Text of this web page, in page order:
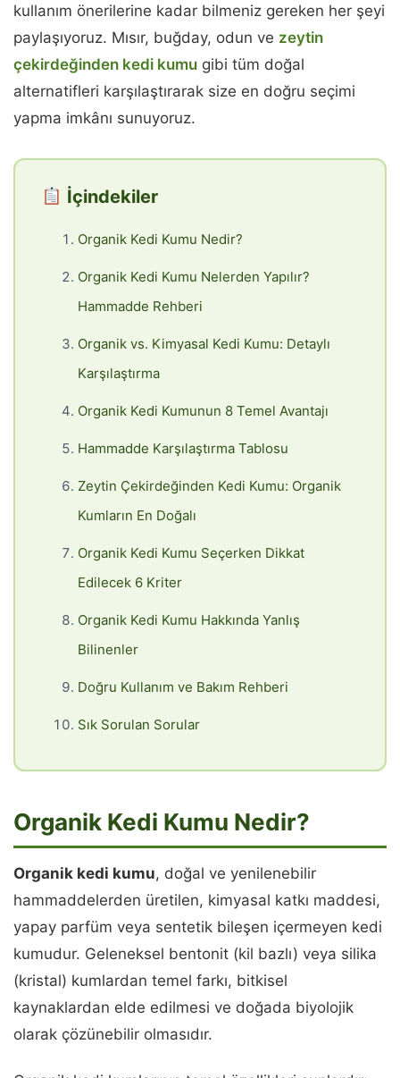
kullanım önerilerine kadar bilmeniz gereken her şeyi
paylaşıyoruz. Mısır, buğday, odun ve zeytin
çekirdeğinden kedi kumu gibi tüm doğal
alternatifleri karşılaştırarak size en doğru seçimi
yapma imkânı sunuyoruz.
İçindekiler
Organik Kedi Kumu Nedir?
Organik Kedi Kumu Nelerden Yapılır?
Hammadde Rehberi
Organik vs. Kimyasal Kedi Kumu: Detaylı
Karşılaştırma
Organik Kedi Kumunun 8 Temel Avantajı
Hammadde Karşılaştırma Tablosu
Zeytin Çekirdeğinden Kedi Kumu: Organik
Kumların En Doğalı
Organik Kedi Kumu Seçerken Dikkat
Edilecek 6 Kriter
Organik Kedi Kumu Hakkında Yanlış
Bilinenler
Doğru Kullanım ve Bakım Rehberi
Sık Sorulan Sorular
Organik Kedi Kumu Nedir?
Organik kedi kumu, doğal ve yenilenebilir
hammaddelerden üretilen, kimyasal katkı maddesi,
yapay parfüm veya sentetik bileşen içermeyen kedi
kumudur. Geleneksel bentonit (kil bazlı) veya silika
(kristal) kumlardan temel farkı, bitkisel
kaynaklardan elde edilmesi ve doğada biyolojik
olarak çözünebilir olmasıdır.